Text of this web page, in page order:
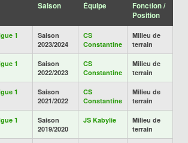
Saison Équipe
Fonction /
Position
1
Saison
2023/2024
CS
Constantine
Milieu de
terrain
1
Saison
2022/2023
CS
Constantine
Milieu de
terrain
1
Saison
2021/2022
CS
Constantine
Milieu de
terrain
1
Saison
2019/2020
JS Kabylie
Milieu de
terrain